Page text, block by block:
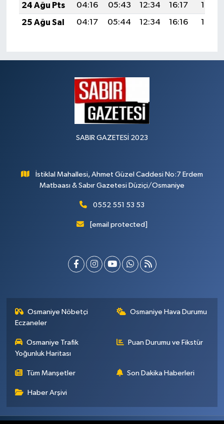
24 Ağu Pts
04:16 05:43 12:34 16:17
19:16
25 Ağu Sal
04:17 05:44 12:34 16:16 19:15
SABIR GAZETESİ 2023
İstiklal Mahallesi, Ahmet Güzel Caddesi No:7 Erdem
Matbaası & Sabır Gazetesi Düziçi/Osmaniye
0552 551 53 53
[email protected]
Osmaniye Nöbetçi
Eczaneler
Osmaniye Hava Durumu
Osmaniye Trafik
Yoğunluk Haritası
Puan Durumu ve Fikstür
Tüm Manşetler Son Dakika Haberleri
Haber Arşivi